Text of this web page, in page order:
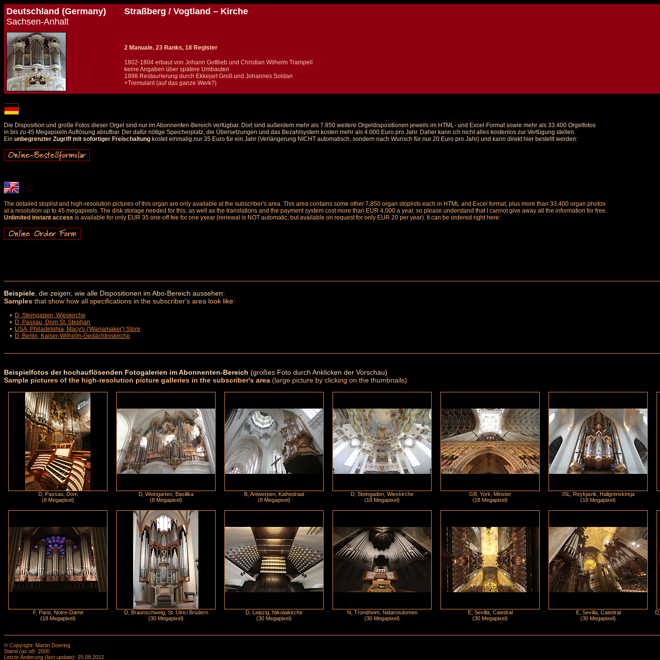
Deutschland (Germany)
Sachsen-Anhalt
Straßberg / Vogtland – Kirche
2 Manuale, 23 Ranks, 18 Register
1802-1804 erbaut von Johann Gottlieb und Christian Wilhelm Trampeli
keine Angaben über spätere Umbauten
1998 Restaurierung durch Ekkejart Groß und Johannes Soldan
+Tremulant (auf das ganze Werk?)
Die Disposition und große Fotos dieser Orgel sind nur im Abonnenten-Bereich verfügbar. Dort sind außerdem mehr als 7.850 weitere Orgeldispositionen jeweils im HTML- und Excel-Format sowie mehr als 33.400 Orgelfotos
in bis zu 45 Megapixeln Auflösung abrufbar. Der dafür nötige Speicherplatz, die Übersetzungen und das Bezahlsystem kosten mehr als 4.000 Euro pro Jahr. Daher kann ich nicht alles kostenlos zur Verfügung stellen.
Ein unbegrenzter Zugriff mit sofortiger Freischaltung kostet einmalig nur 35 Euro für ein Jahr (Verlängerung NICHT automatisch, sondern nach Wunsch für nur 20 Euro pro Jahr) und kann direkt hier bestellt werden:
The detailed stoplist and high-resolution pictures of this organ are only available at the subscriber's area. This area contains some other 7,850 organ stoplists each in HTML and Excel format, plus more than 33,400 organ photos
at a resolution up to 45 megapixels. The disk storage needed for this, as well as the translations and the payment system cost more than EUR 4,000 a year, so please understand that I cannot give away all the information for free.
Unlimited instant access is available for only EUR 35 one-off fee for one yxear (renewal is NOT automatic, but available on request for only EUR 20 per year). It can be ordered right here:
Beispiele , die zeigen, wie alle Dispositionen im Abo-Bereich aussehen:
Samples that show how all specifications in the subscriber's area look like:
• D, Steingaden, Wieskirche
• D, Passau, Dom St. Stephan
• USA, Philadelphia, Macy's ('Wanamaker') Store
• D, Berlin, Kaiser-Wilhelm-Gedächtniskirche
Beispielfotos der hochauflösenden Fotogalerien im Abonnenten-Bereich (großes Foto durch Anklicken der Vorschau)
Sample pictures of the high-resolution picture galleries in the subscriber's area (large picture by clicking on the thumbnails)
D, Passau, Dom
(8 Megapixel)
D, Weingarten, Basilika
(8 Megapixel)
B, Antwerpen, Kathedraal
(8 Megapixel)
D, Steingaden, Wieskirche
(18 Megapixel)
GB, York, Minster
(18 Megapixel)
ISL, Reykjavik, Hallgrimskirkja
(18 Megapixel)
F, Paris, Notre-Dame
(18 Megapixel)
D, Braunschweig, St. Ulrici Brüdern
(30 Megapixel)
D, Leipzig, Nikolaikirche
(30 Megapixel)
N, Trondheim, Nidarosdomen
(30 Megapixel)
E, Sevilla, Catedral
(30 Megapixel)
E, Sevilla, Catedral
(30 Megapixel)
© Copyright: Martin Doering
Stand (as of): 2000
Letzte Änderung (last update): 25.08.2012